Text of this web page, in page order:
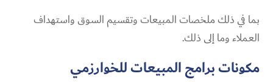
بما في ذلك ملخصات المبيعات وتقسيم السوق واستهداف
العملاء وما إلى ذلك.
مكونات برامج المبيعات للخوارزمي